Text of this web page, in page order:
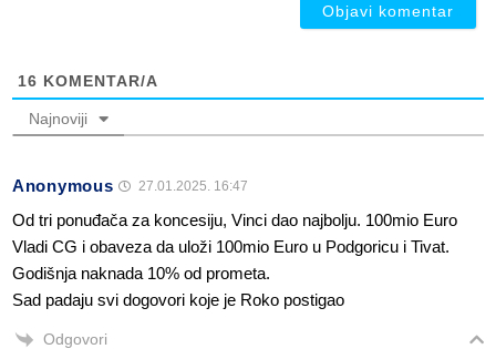
16 KOMENTAR/A
Najnoviji
Anonymous 27.01.2025. 16:47
Od tri ponuđača za koncesiju, Vinci dao najbolju. 100mio Euro
Vladi CG i obaveza da uloži 100mio Euro u Podgoricu i Tivat.
Godišnja naknada 10% od prometa.
Sad padaju svi dogovori koje je Roko postigao
Odgovori